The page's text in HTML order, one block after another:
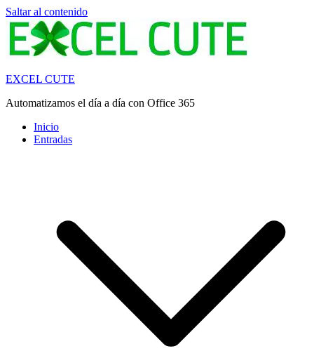
Saltar al contenido
EXCEL CUTE
Automatizamos el día a día con Office 365
Inicio
Entradas